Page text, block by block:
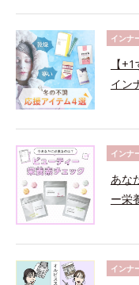
インナ
【
イン
インナ
あな
ー栄
インナ